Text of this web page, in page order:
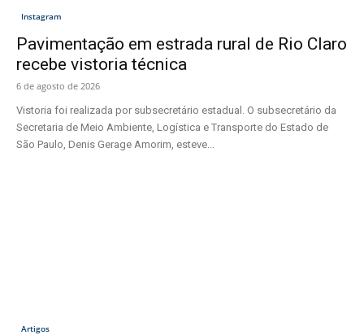
Instagram
Pavimentação em estrada rural de Rio Claro
recebe vistoria técnica
6 de agosto de 2026
Vistoria foi realizada por subsecretário estadual. O subsecretário da
Secretaria de Meio Ambiente, Logística e Transporte do Estado de
São Paulo, Denis Gerage Amorim, esteve...
Artigos